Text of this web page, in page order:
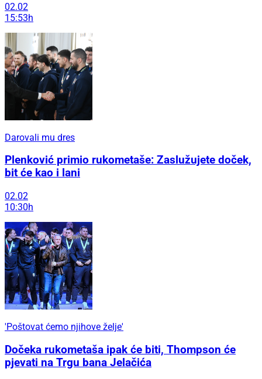
02.02
15:53h
Darovali mu dres
Plenković primio rukometaše: Zaslužujete doček,
bit će kao i lani
02.02
10:30h
'Poštovat ćemo njihove želje'
Dočeka rukometaša ipak će biti, Thompson će
pjevati na Trgu bana Jelačića